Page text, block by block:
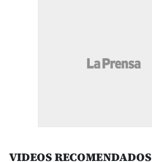
VIDEOS RECOMENDADOS